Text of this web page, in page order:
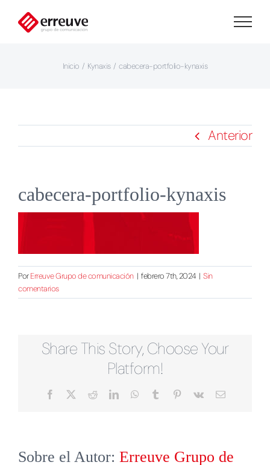
Saltar
Inicio Kynaxis cabecera-portfolio-kynaxis
Anterior
cabecera-portfolio-kynaxis
PorErreuve Grupo de comunicación | febrero 7th, 2024 | Sin
comentarios
Share This Story, Choose Your
Platform!
Facebook RedditLinkedInWhatsApp
Tumblr PinterestVk
Correo
Sobre el Autor: Erreuve Grupo de